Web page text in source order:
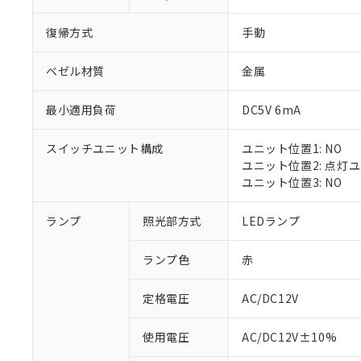
復帰方式 手動
ベゼル材質 金属
最小適用負荷 DC5V 6mA
スイッチユニット構成
ユニット位置1: NO
ユニット位置2: 点灯
ユニット位置3: NO
ランプ 照光部方式 LEDランプ
ランプ色 赤
定格電圧 AC/DC12V
使用電圧 AC/DC12V±10%
ご利用条件
※1 対応状況
調査・確認中：
非該当品：ライセ
仕入先様の事情に
があります。
※1 中国